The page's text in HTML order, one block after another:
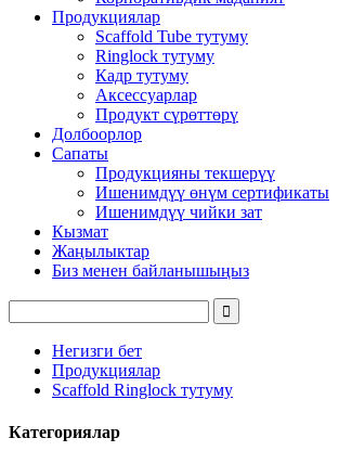
Продукциялар
Scaffold Tube тутуму
Ringlock тутуму
Кадр тутуму
Аксессуарлар
Продукт сүрөттөрү
Долбоорлор
Сапаты
Продукцияны текшерүү
Ишенимдүү өнүм сертификаты
Ишенимдүү чийки зат
Кызмат
Жаңылыктар
Биз менен байланышыңыз
Негизги бет
Продукциялар
Scaffold Ringlock тутуму
Категориялар